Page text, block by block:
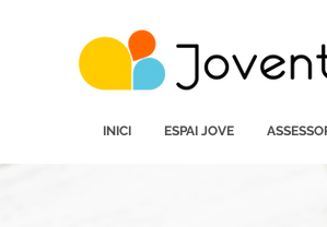
INICI ESPAI JOVE